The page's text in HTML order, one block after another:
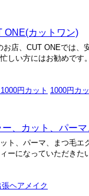
ONE(カットワン)
店、CUT ONEでは
しい方にはお勧めです。
円カット 1000円カ
、カット、パー
ト、パーマ、まつ毛
ーになっていただきた
張ヘアメイク